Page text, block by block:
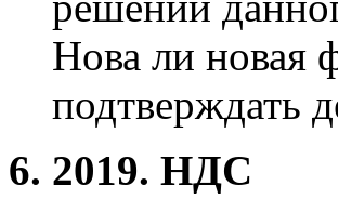
Нова ли новая
подтверждать
6. 2019. НДС